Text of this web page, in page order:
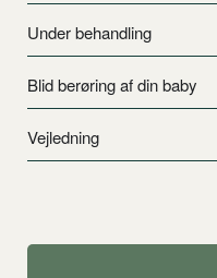
Under behandling
Blid berøring af din baby
Vejledning